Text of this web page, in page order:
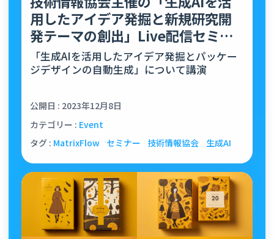
用したアイデア発掘と新規研究開
発テーマの創出」Live配信セミナ
ーにて、弊社代表の田本が…
「生成AIを活用したアイデア発掘とパッケー
ジデザインの自動生成」について講演
公開日 : 2023年12月8日
カテゴリー : Event
タグ : MatrixFlow セミナー 技術情報協会 生成AI